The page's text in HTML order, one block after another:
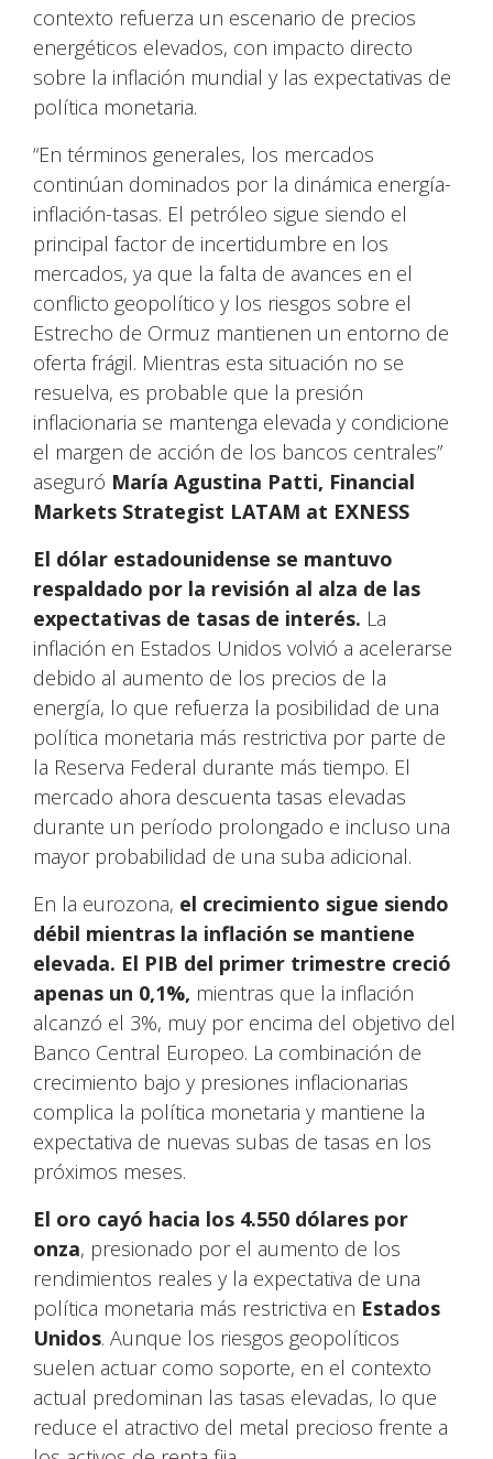
contexto refuerza un escenario de precios
energéticos elevados, con impacto directo
sobre la inflación mundial y las expectativas de
política monetaria.
“En términos generales, los mercados
continúan dominados por la dinámica energía-
inflación-tasas. El petróleo sigue siendo el
principal factor de incertidumbre en los
mercados, ya que la falta de avances en el
conflicto geopolítico y los riesgos sobre el
Estrecho de Ormuz mantienen un entorno de
oferta frágil. Mientras esta situación no se
resuelva, es probable que la presión
inflacionaria se mantenga elevada y condicione
el margen de acción de los bancos centrales”
aseguró María Agustina Patti, Financial
Markets Strategist LATAM at EXNESS
El dólar estadounidense se mantuvo
respaldado por la revisión al alza de las
expectativas de tasas de interés. La
inflación en Estados Unidos volvió a acelerarse
debido al aumento de los precios de la
energía, lo que refuerza la posibilidad de una
política monetaria más restrictiva por parte de
la Reserva Federal durante más tiempo. El
mercado ahora descuenta tasas elevadas
durante un período prolongado e incluso una
mayor probabilidad de una suba adicional.
En la eurozona, el crecimiento sigue siendo
débil mientras la inflación se mantiene
elevada. El PIB del primer trimestre creció
apenas un 0,1%, mientras que la inflación
alcanzó el 3%, muy por encima del objetivo del
Banco Central Europeo. La combinación de
crecimiento bajo y presiones inflacionarias
complica la política monetaria y mantiene la
expectativa de nuevas subas de tasas en los
próximos meses.
El oro cayó hacia los 4.550 dólares por
onza, presionado por el aumento de los
rendimientos reales y la expectativa de una
política monetaria más restrictiva en Estados
Unidos. Aunque los riesgos geopolíticos
suelen actuar como soporte, en el contexto
actual predominan las tasas elevadas, lo que
reduce el atractivo del metal precioso frente a